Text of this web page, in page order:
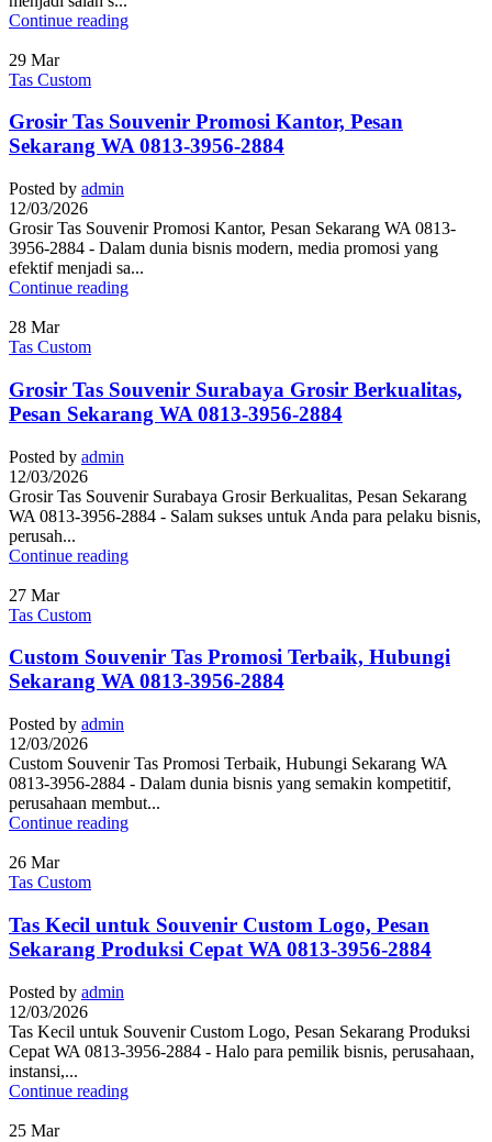
Continue reading
29 Mar
Tas Custom
Grosir Tas Souvenir Promosi Kantor, Pesan
Sekarang WA 0813-3956-2884
Posted by admin
12/03/2026
Grosir Tas Souvenir Promosi Kantor, Pesan Sekarang WA 0813-
3956-2884 - Dalam dunia bisnis modern, media promosi yang
efektif menjadi sa...
Continue reading
28 Mar
Tas Custom
Grosir Tas Souvenir Surabaya Grosir Berkualitas,
Pesan Sekarang WA 0813-3956-2884
Posted by admin
12/03/2026
Grosir Tas Souvenir Surabaya Grosir Berkualitas, Pesan Sekarang
WA 0813-3956-2884 - Salam sukses untuk Anda para pelaku bisnis,
perusah...
Continue reading
27 Mar
Tas Custom
Custom Souvenir Tas Promosi Terbaik, Hubungi
Sekarang WA 0813-3956-2884
Posted by admin
12/03/2026
Custom Souvenir Tas Promosi Terbaik, Hubungi Sekarang WA
0813-3956-2884 - Dalam dunia bisnis yang semakin kompetitif,
perusahaan membut...
Continue reading
26 Mar
Tas Custom
Tas Kecil untuk Souvenir Custom Logo, Pesan
Sekarang Produksi Cepat WA 0813-3956-2884
Posted by admin
12/03/2026
Tas Kecil untuk Souvenir Custom Logo, Pesan Sekarang Produksi
Cepat WA 0813-3956-2884 - Halo para pemilik bisnis, perusahaan,
instansi,...
Continue reading
25 Mar